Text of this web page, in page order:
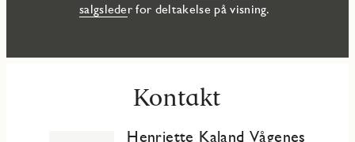
salgsleder for deltakelse på visning.
Kontakt
Henriette Kaland Vågenes